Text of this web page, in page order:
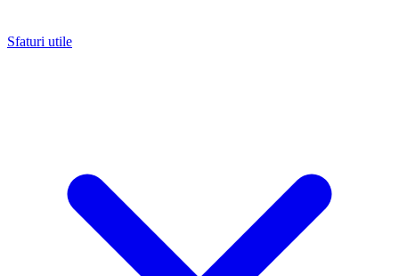
Sfaturi utile